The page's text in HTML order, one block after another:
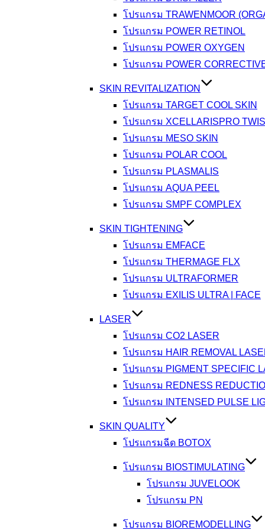
โปรแกรม TRAWENMOOR
โปรแกรม POWER RETINOL
โปรแกรม POWER OXYGEN
โปรแกรม POWER
SKIN REVITALIZATION
โปรแกรม TARGET COOL SKIN
โปรแกรม XCELLARISPRO
โปรแกรม MESO SKIN
โปรแกรม POLAR COOL
โปรแกรม PLASMALIS
โปรแกรม AQUA PEEL
โปรแกรม SMPF COMPLEX
SKIN TIGHTENING
โปรแกรม EMFACE
โปรแกรม THERMAGE FLX
โปรแกรม ULTRAFORMER
โปรแกรม EXILIS ULTRA | FACE
LASER
โปรแกรม CO2 LASER
โปรแกรม HAIR REMOVAL
โปรแกรม PIGMENT SPECIFIC
โปรแกรม REDNESS
โปรแกรม INTENSED PULSE
SKIN QUALITY
โปรแกรมฉีด BOTOX
โปรแกรม BIOSTIMULATING
โปรแกรม JUVELOOK
โปรแกรม PN
โปรแกรม BIOREMODELLING